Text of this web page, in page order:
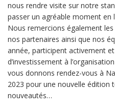
nous rendre visite sur notre
passer un agréable moment en
Nous remercions également les
nos partenaires ainsi que nos
année, participent activement
d’investissement à
vous donnons rendez-vous à
2023 pour une nouvelle édition
nouveautés…